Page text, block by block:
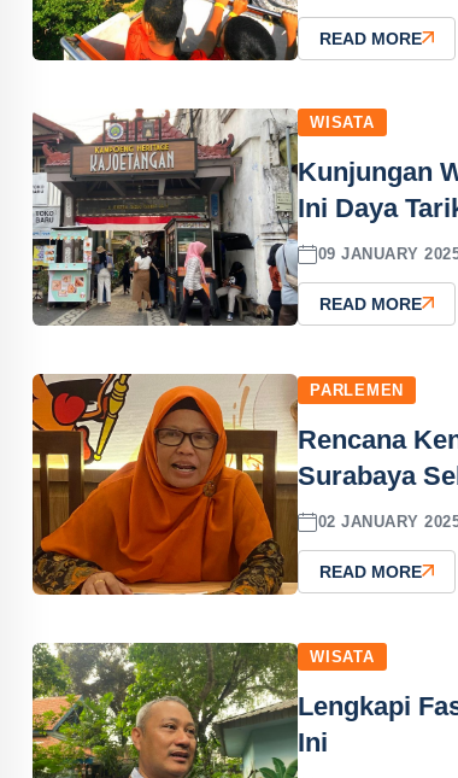
READ MORE
WISATA
Kunjungan
Ini Daya
09 JANUARY
READ MORE
PARLEMEN
Rencana
Surabaya
02 JANUARY
READ MORE
WISATA
Lengkapi
Ini